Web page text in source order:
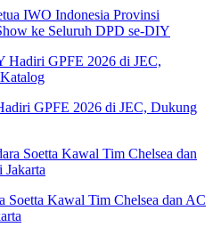
IWO Indonesia Provinsi
ke Seluruh DPD se-DIY
GPFE 2026 di JEC, Dukung
Soetta Kawal Tim Chelsea dan AC